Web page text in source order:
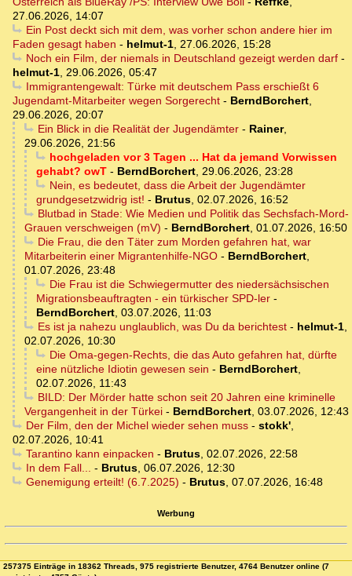
27.06.2026, 14:07
Ein Post deckt sich mit dem, was vorher schon andere hier im
Faden gesagt haben - helmut-1, 27.06.2026, 15:28
Noch ein Film, der niemals in Deutschland gezeigt werden darf-
helmut-1, 29.06.2026, 05:47
Immigrantengewalt: Türke mit deutschem Pass erschießt 6
Jugendamt-Mitarbeiter wegen Sorgerecht - BerndBorchert,
29.06.2026, 20:07
Ein Blick in die Realität der Jugendämter- Rainer,
29.06.2026, 21:56
hochgeladen vor 3 Tagen ... Hat da jemand Vorwissen
gehabt? owT - BerndBorchert, 29.06.2026, 23:28
Nein, es bedeutet, dass die Arbeit der Jugendämter
grundgesetzwidrig ist! - Brutus, 02.07.2026, 16:52
Blutbad in Stade: Wie Medien und Politik das Sechsfach-Mord-
Grauen verschweigen (mV) - BerndBorchert, 01.07.2026, 16:50
Die Frau, die den Täter zum Morden gefahren hat, war
Mitarbeiterin einer Migrantenhilfe-NGO - BerndBorchert,
01.07.2026, 23:48
Die Frau ist die Schwiegermutter des niedersächsischen
Migrationsbeauftragten - ein türkischer SPD-ler -
BerndBorchert, 03.07.2026, 11:03
Es ist ja nahezu unglaublich, was Du da berichtest- helmut-1,
02.07.2026, 10:30
Die Oma-gegen-Rechts, die das Auto gefahren hat, dürfte
eine nützliche Idiotin gewesen sein - BerndBorchert,
02.07.2026, 11:43
BILD: Der Mörder hatte schon seit 20 Jahren eine kriminelle
Vergangenheit in der Türkei - BerndBorchert, 03.07.2026, 12:43
Der Film, den der Michel wieder sehen muss- stokk',
02.07.2026, 10:41
Tarantino kann einpacken - Brutus, 02.07.2026, 22:58
In dem Fall... - Brutus, 06.07.2026, 12:30
Genemigung erteilt! (6.7.2025) - Brutus, 07.07.2026, 16:48
Werbung
257375 Einträge in 18362 Threads, 975 registrierte Benutzer, 4764 Benutzer online (7